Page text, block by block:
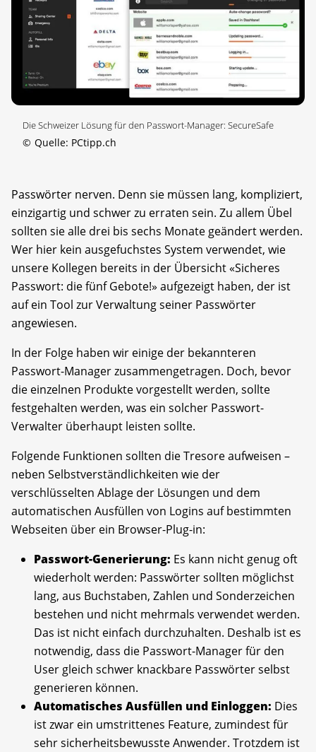
Die Schweizer Lösung für den Passwort-Manager: SecureSafe
© Quelle: PCtipp.ch
Passwörter nerven. Denn sie müssen lang, kompliziert,
einzigartig und schwer zu erraten sein. Zu allem Übel
sollten sie alle drei bis sechs Monate geändert werden.
Wer hier kein ausgefuchstes System verwendet, wie
unsere Kollegen bereits in der Übersicht «Sicheres
Passwort: die fünf Gebote!» aufgezeigt haben, der ist
auf ein Tool zur Verwaltung seiner Passwörter
angewiesen.
In der Folge haben wir einige der bekannteren
Passwort-Manager zusammengetragen. Doch, bevor
die einzelnen Produkte vorgestellt werden, sollte
festgehalten werden, was ein solcher Passwort-
Verwalter überhaupt leisten sollte.
Folgende Funktionen sollten die Tresore aufweisen –
neben Selbstverständlichkeiten wie der
verschlüsselten Ablage der Lösungen und dem
automatischen Ausfüllen von Logins auf bestimmten
Webseiten über ein Browser-Plug-in:
Passwort-Generierung: Es kann nicht genug oft
wiederholt werden: Passwörter sollten möglichst
lang, aus Buchstaben, Zahlen und Sonderzeichen
bestehen und nicht mehrmals verwendet werden.
Das ist nicht einfach durchzuhalten. Deshalb ist es
notwendig, dass die Passwort-Manager für den
User gleich schwer knackbare Passwörter selbst
generieren können.
Automatisches Ausfüllen und Einloggen: Dies
ist zwar ein umstrittenes Feature, zumindest für
sehr sicherheitsbewusste Anwender. Trotzdem ist